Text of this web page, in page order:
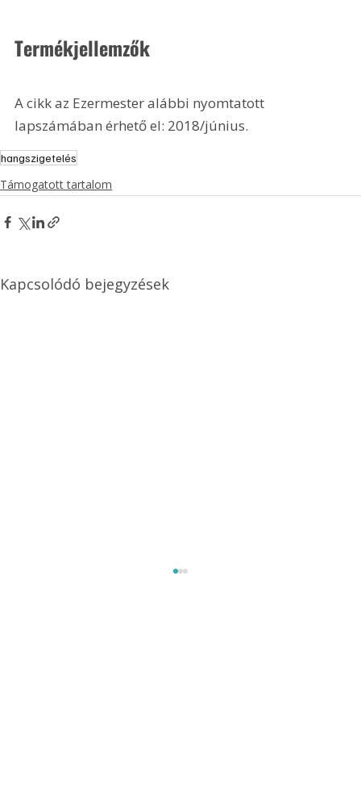
Termékjellemzők
A cikk az Ezermester alábbi nyomtatott
lapszámában érhető el: 2018/június.
hangszigetelés
Támogatott tartalom
Kapcsolódó bejegyzések